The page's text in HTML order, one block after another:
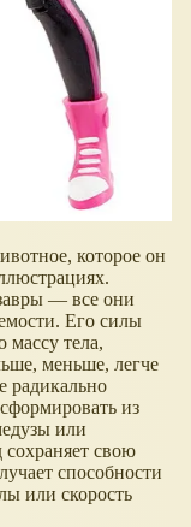
которое он
— все они
Его силы
массу тела,
меньше, легче
радикально
из
или
свою
способности
или скорость